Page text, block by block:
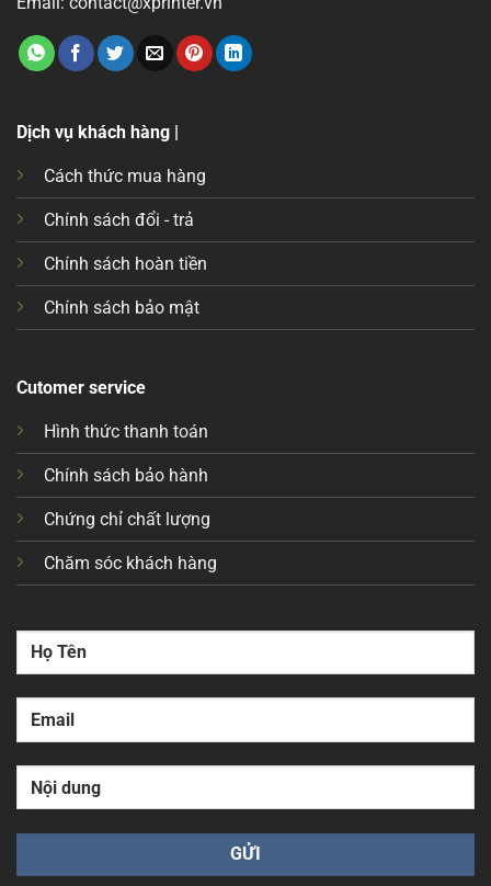
Dịch vụ khách hàng |
Cách thức mua hàng
Chính sách đổi - trả
Chính sách hoàn tiền
Chính sách bảo mật
Cutomer service
Hình thức thanh toán
Chính sách bảo hành
Chứng chỉ chất lượng
Chăm sóc khách hàng